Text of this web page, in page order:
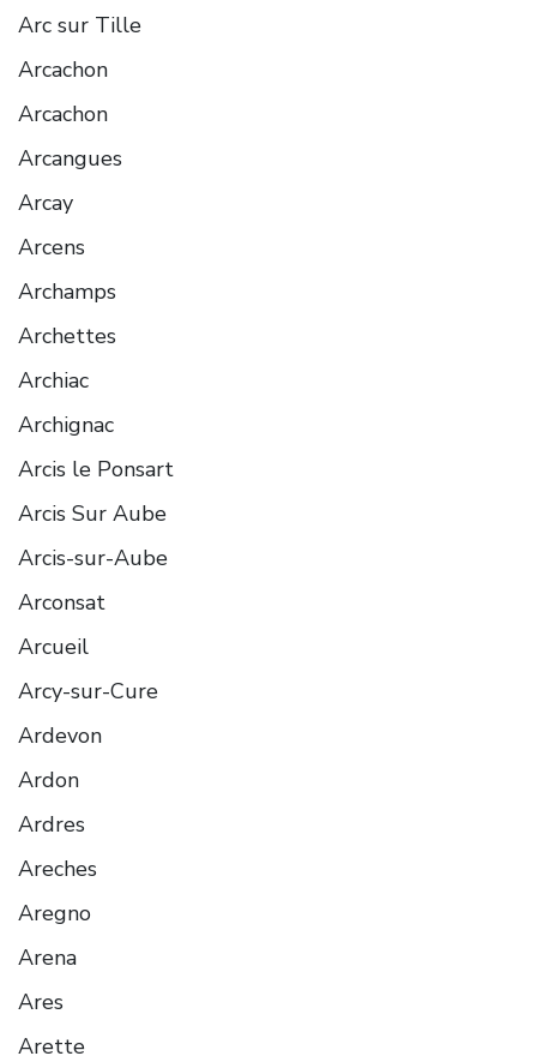
Arc sur Tille
Arcachon
Arcachon
Arcangues
Arcay
Arcens
Archamps
Archettes
Archiac
Archignac
Arcis le Ponsart
Arcis Sur Aube
Arcis-sur-Aube
Arconsat
Arcueil
Arcy-sur-Cure
Ardevon
Ardon
Ardres
Areches
Aregno
Arena
Ares
Arette